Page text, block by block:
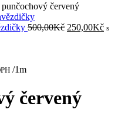
červený
500,00Kč Původní
250,00Kč s
/1m
červený